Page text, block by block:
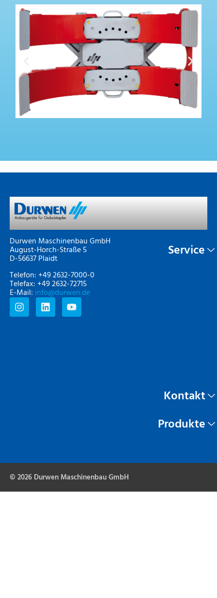
Durwen Maschinenbau GmbH
August-Horch-Straße 5
D-56637 Plaidt
Telefon: +49 2632-7000-0
Telefax: +49 2632-72715
E-Mail: info@durwen.de
Service
Kontakt
Produkte
© 2026 Durwen Maschinenbau GmbH